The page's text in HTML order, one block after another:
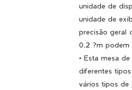
unidade de
unidade de
precisão geral
0,2 ?m podem
• Esta mesa
diferentes
vários tipos de